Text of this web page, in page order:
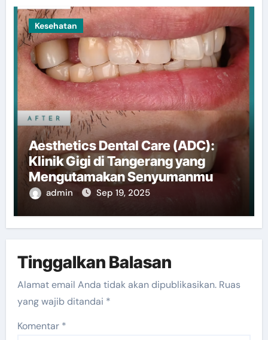
Kesehatan
Aesthetics Dental Care (ADC):
Klinik Gigi di Tangerang yang
Mengutamakan Senyumanmu
admin Sep 19, 2025
Tinggalkan Balasan
Alamat email Anda tidak akan dipublikasikan. Ruas
yang wajib ditandai *
Komentar *